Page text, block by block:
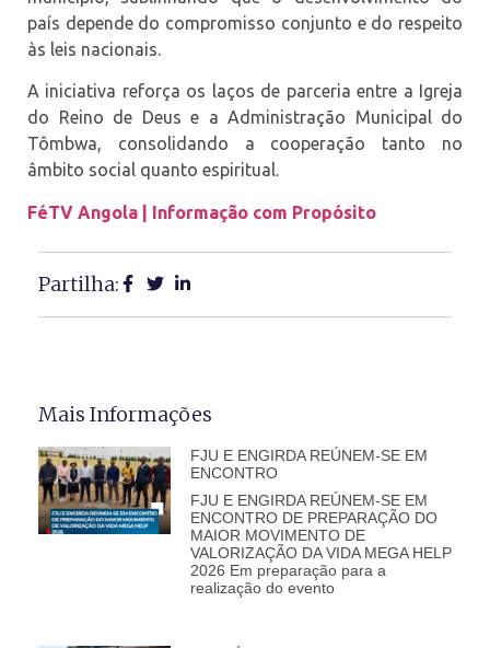
país depende do compromisso conjunto e do respeito
às leis nacionais.
A iniciativa reforça os laços de parceria entre a Igreja
do Reino de Deus e a Administração Municipal do
Tômbwa, consolidando a cooperação tanto no
âmbito social quanto espiritual.
FéTV Angola | Informação com Propósito
Partilha:
Mais Informações
FJU E ENGIRDA REÚNEM-SE EM
ENCONTRO
FJU E ENGIRDA REÚNEM-SE EM
ENCONTRO DE PREPARAÇÃO DO
MAIOR MOVIMENTO DE
VALORIZAÇÃO DA VIDA MEGA HELP
2026 Em preparação para a
realização do evento